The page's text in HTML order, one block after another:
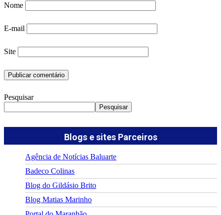
Nome
E-mail
Site
Pesquisar
Pesquisar
Blogs e sites Parceiros
Agência de Notícias Baluarte
Badeco Colinas
Blog do Gildásio Brito
Blog Matias Marinho